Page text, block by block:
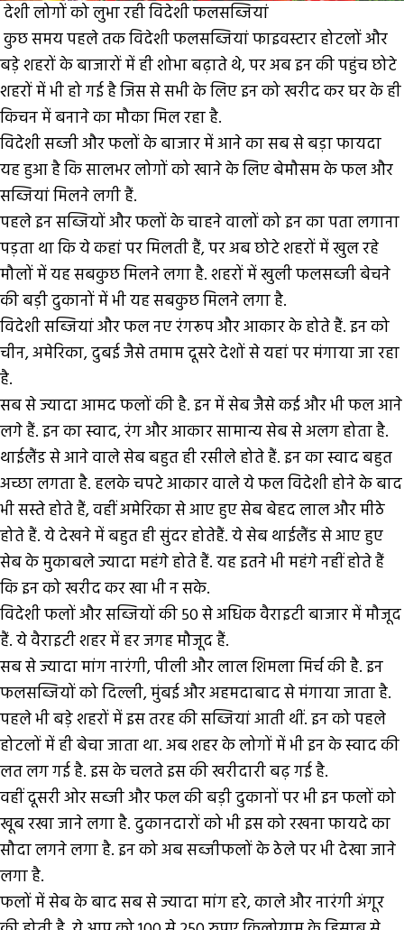
देशी लोगों को लुभा रही विदेशी फलसब्जियां
कुछसमय पहले तक विदेशी फलसब्जियां फाइवस्टार होटलों और
बड़े शहरों के बाजारों में ही शोभा बढ़ाते थे, पर अब इन की पहुंच छोटे
शहरों में भी हो गई है जिस से सभी के लिए इन को खरीद कर घर के ही
किचन में बनाने का मौका मिल रहा है.
विदेशी सब्जी और फलों के बाजार में आने का सब से बड़ा फायदा
यह हुआ है कि सालभर लोगों को खाने के लिए बेमौसम के फल और
सब्जियां मिलने लगी हैं.
पहले इन सब्जियों और फलों के चाहने वालों को इन का पता लगाना
पड़ता था कि ये कहां पर मिलती हैं, पर अब छोटे शहरों में खुल रहे
मौलों में यह सबकुछ मिलने लगा है. शहरों में खुली फलसब्जी बेचने
की बड़ी दुकानों में भी यह सबकुछ मिलने लगा है.
विदेशी सब्जियां और फल नए रंगरूप और आकार के होते हैं. इन को
चीन, अमेरिका, दुबई जैसे तमाम दूसरे देशों से यहां पर मंगाया जा रहा
है.
सब से ज्यादा आमद फलों की है. इन में सेब जैसे कई और भी फल आने
लगे हैं. इन का स्वाद, रंग और आकार सामान्य सेब से अलग होता है.
थाईलैंड से आने वाले सेब बहुत ही रसीले होते हैं. इन का स्वाद बहुत
अच्छा लगता है. हलके चपटे आकार वाले ये फल विदेशी होने के बाद
भी सस्ते होते हैं, वहीं अमेरिका से आए हुए सेब बेहद लाल और मीठे
होते हैं. ये देखने में बहुत ही सुंदर होतेहैं. ये सेब थाईलैंड से आए हुए
सेब के मुकाबले ज्यादा महंगे होते हैं. यह इतने भी महंगे नहीं होते हैं
कि इन को खरीद कर खा भी न सके.
विदेशी फलों और सब्जियों की 50 से अधिक वैराइटी बाजार में मौजूद
हैं. ये वैराइटी शहर में हर जगह मौजूद हैं.
सब से ज्यादा मांग नारंगी, पीली और लाल शिमला मिर्च की है. इन
फलसब्जियों को दिल्ली, मुंबई और अहमदाबाद से मंगाया जाता है.
पहले भी बड़े शहरों में इस तरह की सब्जियां आती थीं. इन को पहले
होटलों में ही बेचा जाता था. अब शहर के लोगों में भी इन के स्वाद की
लत लग गई है. इस के चलते इस की खरीदारी बढ़ गई है.
वहीं दूसरी ओर सब्जी और फल की बड़ी दुकानों पर भी इन फलों को
खूब रखा जाने लगा है. दुकानदारों को भी इस को रखना फायदे का
सौदा लगने लगा है. इन को अब सब्जीफलों के ठेले पर भी देखा जाने
लगा है.
फलों में सेब के बाद सब से ज्यादा मांग हरे, काले और नारंगी अंगूर